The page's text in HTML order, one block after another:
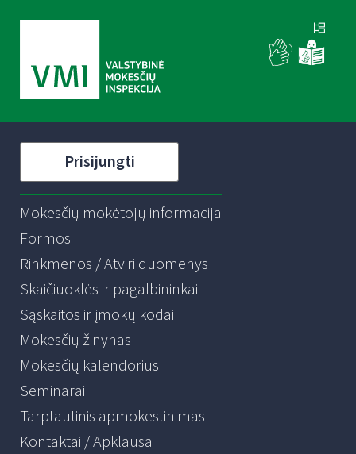
Prisijungti
Mokesčių mokėtojų informacija
Formos
Rinkmenos / Atviri duomenys
Skaičiuoklės ir pagalbininkai
Sąskaitos ir įmokų kodai
Mokesčių žinynas
Mokesčių kalendorius
Seminarai
Tarptautinis apmokestinimas
Kontaktai / Apklausa